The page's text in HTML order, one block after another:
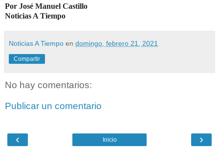
Por José Manuel Castillo
Noticias A Tiempo
Noticias A Tiempo en domingo, febrero 21, 2021
Compartir
No hay comentarios:
Publicar un comentario
‹ ›
Inicio